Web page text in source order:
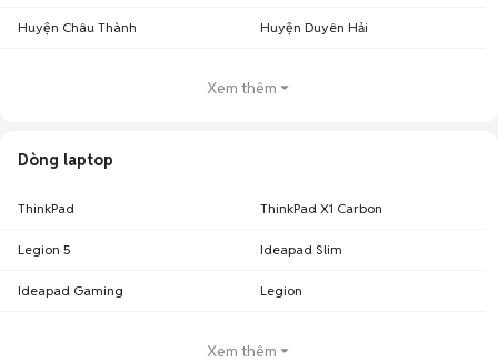
Huyện Châu Thành Huyện Duyên Hải
Xem thêm
Dòng laptop
ThinkPad ThinkPad X1 Carbon
Legion 5 Ideapad Slim
Ideapad Gaming Legion
Xem thêm